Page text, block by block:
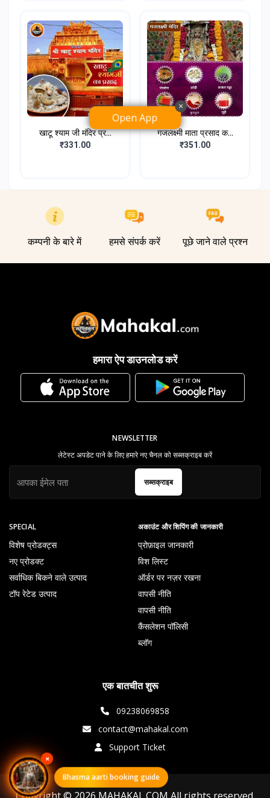
खाटू श्याम जी मंदिर प्र...
₹331.00
गजलक्ष्मी माता प्रसाद क...
₹351.00
कम्पनी के बारे में हमसे संपर्क करें पूछे जाने वाले प्रश्न
हमारा ऐप डाउनलोड करें
SPECIAL
विशेष प्रोडक्ट्स
नए प्रोडक्ट
सर्वाधिक बिकने वाले उत्पाद
टॉप रेटेड उत्पाद
अकाउंट और शिपिंग की जानकारी
प्रोफ़ाइल जानकारी
विश लिस्ट
ऑर्डर पर नज़र रखना
वापसी नीति
वापसी नीति
कैंसलेशन पॉलिसी
ब्लॉग
NEWSLETTER
लेटेस्ट अपडेट पाने के लिए हमारे नए चैनल को सब्सक्राइब करें
सब्सक्राइब
एक बातचीत शुरू
09238069858
contact@mahakal.com
Support Ticket
Open App
×
×
Bhasma aarti booking guide